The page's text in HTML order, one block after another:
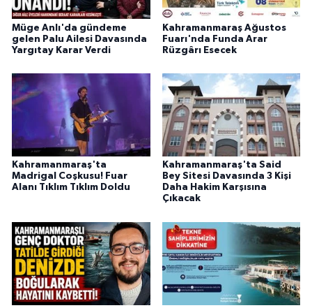
Müge Anlı'da gündeme
gelen Palu Ailesi Davasında
Yargıtay Karar Verdi
Kahramanmaraş Ağustos
Fuarı'nda Funda Arar
Rüzgârı Esecek
Kahramanmaraş'ta
Madrigal Coşkusu! Fuar
Alanı Tıklım Tıklım Doldu
Kahramanmaraş'ta Said
Bey Sitesi Davasında 3 Kişi
Daha Hakim Karşısına
Çıkacak
BİLİM TEKNOLOJİ
SEÇİM 2015
ÇEVRE
BİLİM VE TEKNOLOJİ
TANITIM
HABERDE İNSAN